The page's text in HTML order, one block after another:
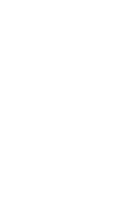
en
en
voor extra